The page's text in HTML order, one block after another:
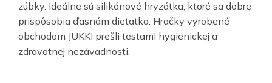
zúbky. Ideálne sú silikónové hryzátka, ktoré sa dobre
prispôsobia ďasnám dieťatka. Hračky vyrobené
obchodom JUKKI prešli testami hygienickej a
zdravotnej nezávadnosti.